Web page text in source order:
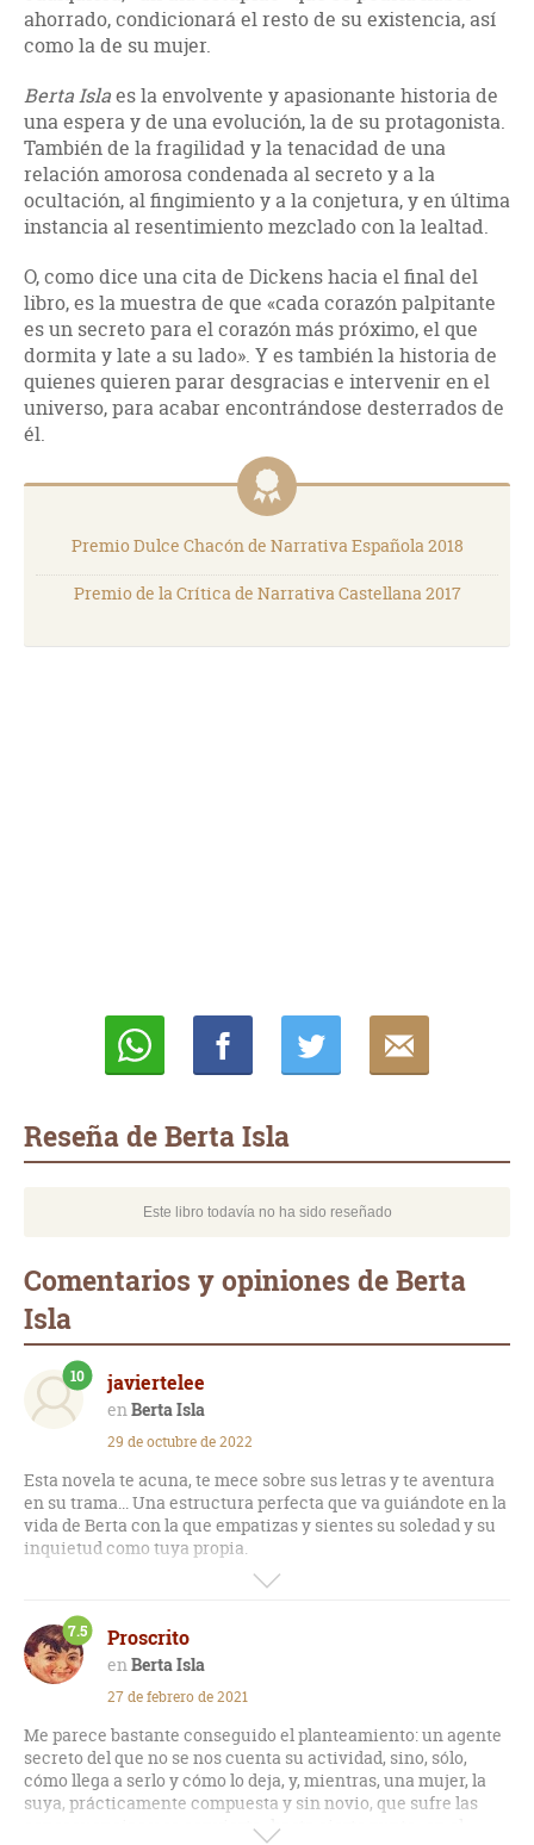
ahorrado, condicionará el resto de su existencia, así
como la de su mujer.
Berta Islaes la envolvente y apasionante historia de
una espera y de una evolución, la de su protagonista.
También de la fragilidad y la tenacidad de una
relación amorosa condenada al secreto y a la
ocultación, al fingimiento y a la conjetura, y en última
instancia al resentimiento mezclado con la lealtad.
O, como dice una cita de Dickens hacia el final del
libro, es la muestra de que «cada corazón palpitante
es un secreto para el corazón más próximo, el que
dormita y late a su lado». Y es también la historia de
quienes quieren parar desgracias e intervenir en el
universo, para acabar encontrándose desterrados de
él.
Premio Dulce Chacón de Narrativa Española 2018
Premio de la Crítica de Narrativa Castellana 2017
Reseña de Berta Isla
Este libro todavía no ha sido reseñado
Comentarios y opiniones de Berta
Isla
javiertelee
Berta Isla
10
29 de octubre de 2022
Esta novela te acuna, te mece sobre sus letras y te aventura
en su trama... Una estructura perfecta que va guiándote en la
vida de Berta con la que empatizas y sientes su soledad y su
inquietud como tuya propia.
Una novela que también enseña y muestra un mundo para
nada conocido sobre los servicios secretos y a la vez te hace
pensar y reflexionar sobre el significado de la identidad
propia.
Gracias Javier Marías por regalarnos esta joya.
Proscrito
Berta Isla
7.5
27 de febrero de 2021
Me parece bastante conseguido el planteamiento: un agente
secreto del que no se nos cuenta su actividad, sino, sólo,
cómo llega a serlo y cómo lo deja, y, mientras, una mujer, la
suya, prácticamente compuesta y sin novio, que sufre las
consecuencias y se convierte -hasta cierto punto- en el